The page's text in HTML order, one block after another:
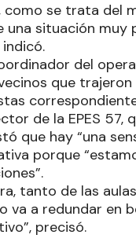
como se trata del
una situación muy
del
que
de la EPES
que hay “una
porque
tanto de las
va a redundar en
precisó.